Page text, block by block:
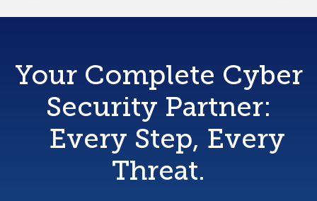
Your Complete Cyber
Security Partner:
Every Step, Every
Threat.